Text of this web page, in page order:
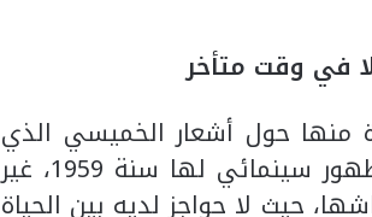
في وقت متأخر
منها حول أشعار الخميسي الذي
قدّمها لتمثل بطولة فيلم “حسن ونعيمة”، في أول ظهور سينمائي لها سنة 1959، غير
حيث لا حواجز لديه بين الحياة